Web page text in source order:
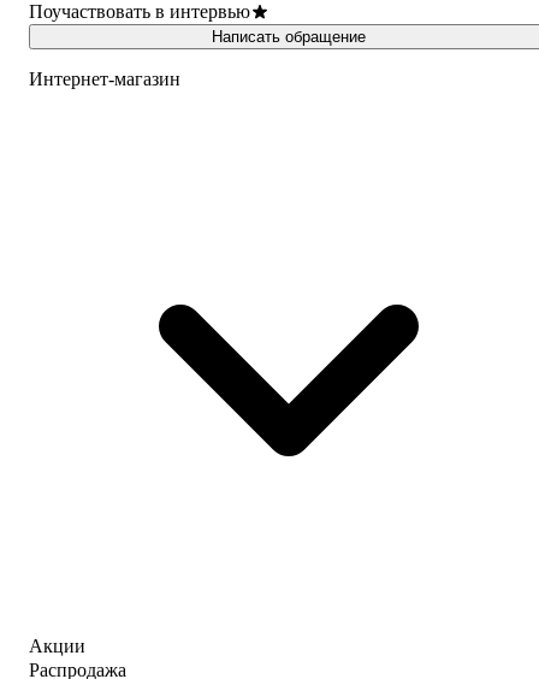
Поучаствовать в интервью
Написать обращение
Интернет-магазин
Акции
Распродажа